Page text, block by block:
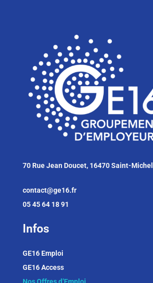
70 Rue Jean Doucet, 16470 Saint-Michel
contact@ge16.fr
05 45 64 18 91
Infos
GE16 Emploi
GE16 Access
Nos Offres d’Emploi